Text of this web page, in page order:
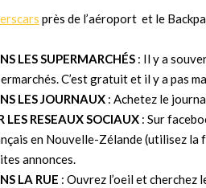
près de l’aéroport et le
LES SUPERMARCHÉS : Il y a
C’est gratuit et il y a pas
LES JOURNAUX : Achetez le
LES RESEAUX SOCIAUX : Sur
en Nouvelle-Zélande (utilisez la
annonces.
LA RUE : Ouvrez l’oeil et